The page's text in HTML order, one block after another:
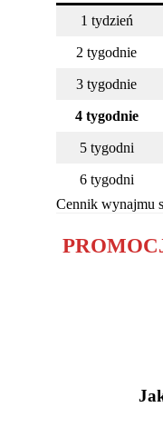
1 tydzień
2 tygodnie
3 tygodnie
4 tygodnie
5 tygodni
6 tygodni
Cennik wynajmu